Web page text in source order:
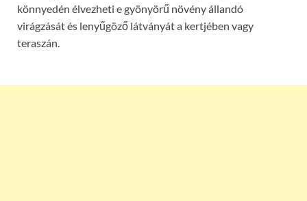
könnyedén élvezheti e gyönyörű növény állandó
virágzását és lenyűgöző látványát a kertjében vagy
teraszán.